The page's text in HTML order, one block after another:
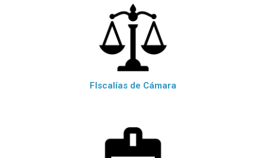
FIscalías de Cámara